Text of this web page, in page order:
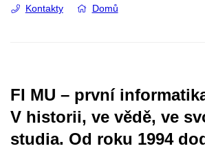
Kontakty Domů
FI MU – první
V historii, ve vědě, ve
studia. Od roku 1994